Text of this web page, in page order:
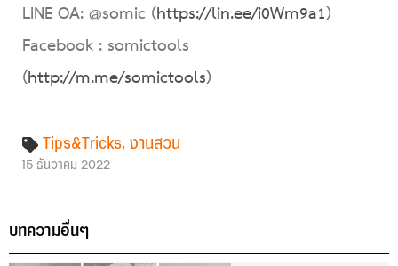
LINE OA: @somic (https://lin.ee/i0Wm9a1)
Facebook : somictools
(http://m.me/somictools)
Tips&Tricks,งานสวน
15 ธันวาคม 2022
บทความอื่นๆ